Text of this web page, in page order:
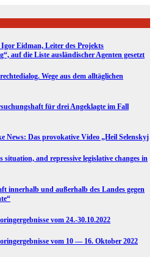
Eidman, Leiter des Projekts
auf die Liste ausländischer Agenten gesetzt
Wege aus dem alltäglichen
für drei Angeklagte im Fall
News: Das provokative Video „Heil Selenskyj
and repressive legislative changes in
innerhalb und außerhalb des Landes gegen
vom 24.-30.10.2022
vom 10 — 16. Oktober 2022